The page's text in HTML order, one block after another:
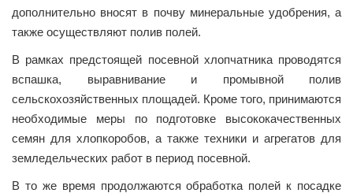
дополнительно вносят в почву минеральные удобрения, а
также осуществляют полив полей.
В рамках предстоящей посевной хлопчатника проводятся
вспашка, выравнивание и промывной полив
сельскохозяйственных площадей. Кроме того, принимаются
необходимые меры по подготовке высококачественных
семян для хлопкоробов, а также техники и агрегатов для
земледельческих работ в период посевной.
В то же время продолжаются обработка полей к посадке